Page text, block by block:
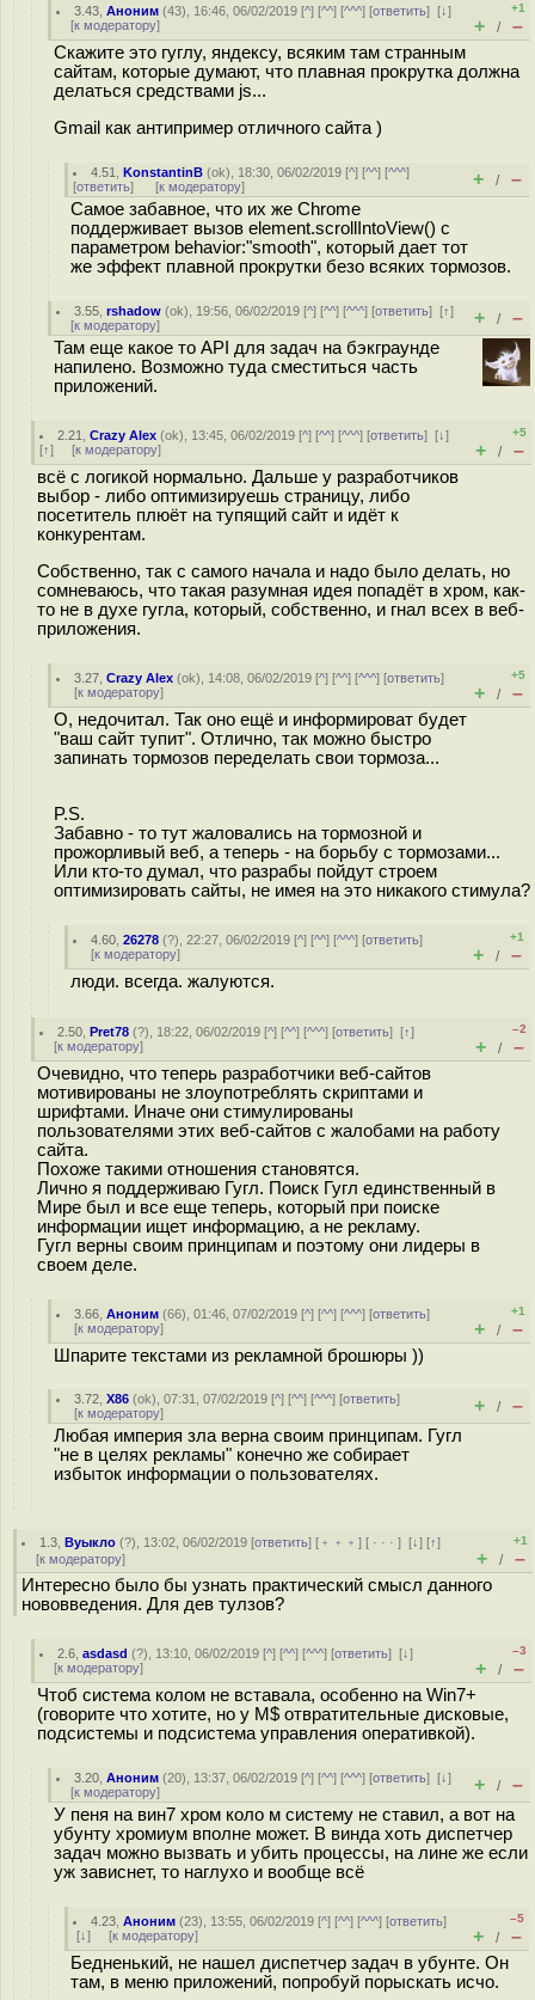
3.43 ,Аноним (43), 16:46, 06/02/2019 [^] [^^] [^^^] [ответить][↓]
[к модератору]
+1
+ / –
Скажите это гуглу, яндексу, всяким там странным
сайтам, которые думают, что плавная прокрутка должна
делаться средствами js...
Gmail как антипример отличного сайта )
4.51 ,KonstantinB (ok), 18:30, 06/02/2019 [^] [^^] [^^^]
[ответить] [к модератору] + / –
Самое забавное, что их же Chrome
поддерживает вызов element.scrollIntoView() с
параметром behavior:"smooth", который дает тот
же эффект плавной прокрутки безо всяких тормозов.
3.55 ,rshadow (ok), 19:56, 06/02/2019 [^] [^^] [^^^] [ответить][↑]
[к модератору] + / –
Там еще какое то API для задач на бэкграунде
напилено. Возможно туда сместиться часть
приложений.
2.21 ,Crazy Alex (ok), 13:45, 06/02/2019 [^] [^^] [^^^] [ответить][↓]
[↑] [к модератору]
+5
+ / –
всё с логикой нормально. Дальше у разработчиков
выбор - либо оптимизируешь страницу, либо
посетитель плюёт на тупящий сайт и идёт к
конкурентам.
Собственно, так с самого начала и надо было делать, но
сомневаюсь, что такая разумная идея попадёт в хром, как-
то не в духе гугла, который, собственно, и гнал всех в веб-
приложения.
3.27 ,Crazy Alex (ok), 14:08, 06/02/2019 [^] [^^] [^^^] [ответить]
[к модератору]
+5
+ / –
О, недочитал. Так оно ещё и информироват будет
"ваш сайт тупит". Отлично, так можно быстро
запинать тормозов переделать свои тормоза...
P.S.
Забавно - то тут жаловались на тормозной и
прожорливый веб, а теперь - на борьбу с тормозами...
Или кто-то думал, что разрабы пойдут строем
оптимизировать сайты, не имея на это никакого стимула?
4.60 ,26278 (?), 22:27, 06/02/2019 [^] [^^] [^^^] [ответить]
[к модератору]
+1
+ / –
люди. всегда. жалуются.
2.50 ,Pret78 (?), 18:22, 06/02/2019 [^] [^^] [^^^] [ответить][↑]
[к модератору]
–2
+ / –
Очевидно, что теперь разработчики веб-сайтов
мотивированы не злоупотреблять скриптами и
шрифтами. Иначе они стимулированы
пользователями этих веб-сайтов с жалобами на работу
сайта.
Похоже такими отношения становятся.
Лично я поддерживаю Гугл. Поиск Гугл единственный в
Мире был и все еще теперь, который при поиске
информации ищет информацию, а не рекламу.
Гугл верны своим принципам и поэтому они лидеры в
своем деле.
3.66 ,Аноним (66), 01:46, 07/02/2019 [^] [^^] [^^^] [ответить]
[к модератору]
+1
+ / –
Шпарите текстами из рекламной брошюры ))
3.72 ,X86 (ok), 07:31, 07/02/2019 [^] [^^] [^^^] [ответить]
[к модератору] + / –
Любая империя зла верна своим принципам. Гугл
"не в целях рекламы" конечно же собирает
избыток информации о пользователях.
1.3 ,Вуыкло (?), 13:02, 06/02/2019 [ответить] [ ﹢﹢﹢] [ · · ·][↓] [↑]
[к модератору]
+1
+ / –
Интересно было бы узнать практический смысл данного
нововведения. Для дев тулзов?
2.6 ,asdasd (?), 13:10, 06/02/2019 [^] [^^] [^^^] [ответить][↓]
[к модератору]
–3
+ / –
Чтоб система колом не вставала, особенно на Win7+
(говорите что хотите, но у M$ отвратительные дисковые,
подсистемы и подсистема управления оперативкой).
3.20 ,Аноним (20), 13:37, 06/02/2019 [^] [^^] [^^^] [ответить][↓]
[к модератору] + / –
У пеня на вин7 хром коло м систему не ставил, а вот на
убунту хромиум вполне может. В винда хоть диспетчер
задач можно вызвать и убить процессы, на лине же если
уж зависнет, то наглухо и вообще всё
4.23 ,Аноним (23), 13:55, 06/02/2019 [^] [^^] [^^^] [ответить]
[↓] [к модератору]
–5
+ / –
Бедненький, не нашел диспетчер задач в убунте. Он
там, в меню приложений, попробуй порыскать исчо.